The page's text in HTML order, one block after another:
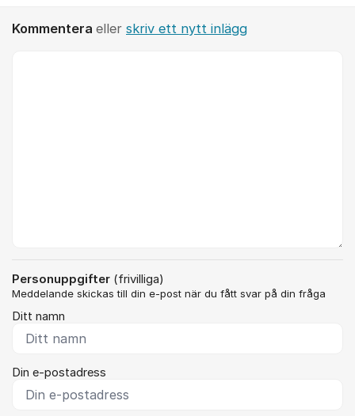
Kommentera eller skriv ett nytt inlägg
Personuppgifter (frivilliga)
Meddelande skickas till din e-post när du fått svar på din fråga
Ditt namn
Din e-postadress